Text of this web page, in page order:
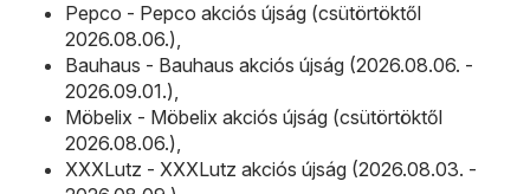
Pepco - Pepco akciós újság (csütörtöktől
2026.08.06.),
Bauhaus - Bauhaus akciós újság (2026.08.06. -
2026.09.01.),
Möbelix - Möbelix akciós újság (csütörtöktől
2026.08.06.),
XXXLutz - XXXLutz akciós újság (2026.08.03. -